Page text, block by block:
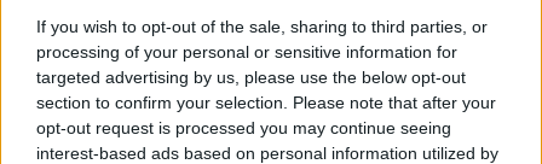
If you wish to opt-out of the sale, sharing to third parties, or
processing of your personal or sensitive information for
targeted advertising by us, please use the below opt-out
section to confirm your selection. Please note that after your
opt-out request is processed you may continue seeing
interest-based ads based on personal information utilized by
καλωσορίζουν. Βρίσκεται μπροστά στην άγρια
ομορφιά των Πρεσπών.